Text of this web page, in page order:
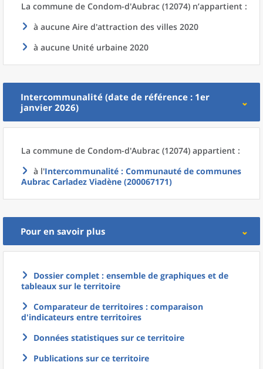
La commune de Condom-d'Aubrac (12074) n’appartient :
à aucune Aire d'attraction des villes 2020
à aucune Unité urbaine 2020
Intercommunalité (date de référence : 1er
janvier 2026)
La commune de Condom-d'Aubrac (12074) appartient :
à l'Intercommunalité : Communauté de communes
Aubrac Carladez Viadène (200067171)
Pour en savoir plus
Dossier complet : ensemble de graphiques et de
tableaux sur le territoire
Comparateur de territoires : comparaison
d'indicateurs entre territoires
Données statistiques sur ce territoire
Publications sur ce territoire